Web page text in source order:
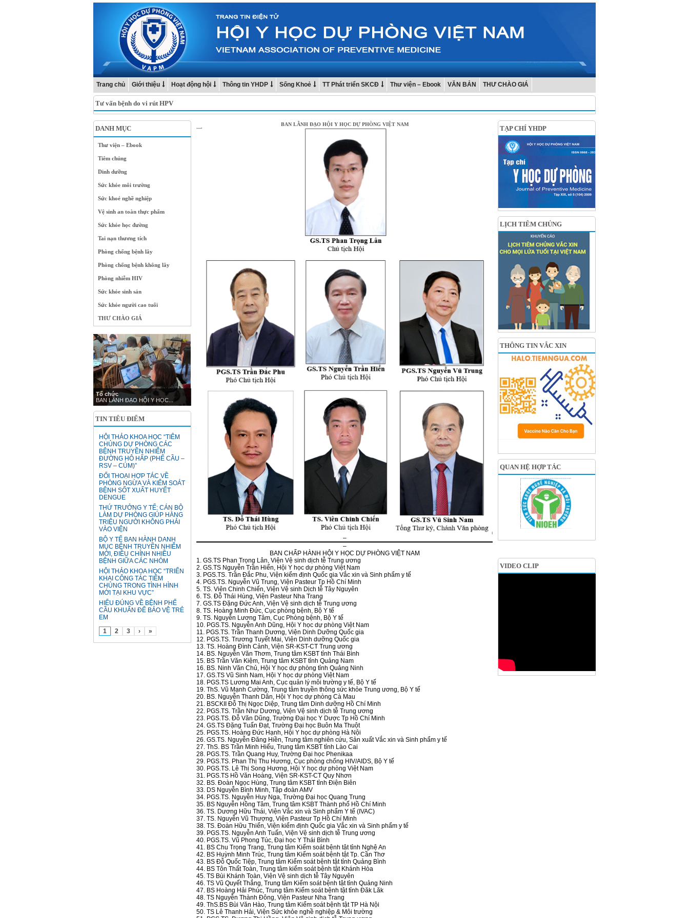
Trang chủ Giới thiệu Hoạt động hội Thông tin YHDP Sống Khoẻ TT Phát triển SKCĐ Thư viện – Ebook VĂN BẢN THƯ CHÀO GIÁ
Tư vấn bệnh do vi rút HPV
DANH MỤC
Thư viện – Ebook
Tiêm chủng
Dinh dưỡng
Sức khỏe môi trường
Sức khoẻ nghề nghiệp
Vệ sinh an toàn thực phẩm
Sức khỏe học đường
Tai nạn thương tích
Phòng chống bệnh lây
Phòng chống bệnh không lây
Phòng nhiễm HIV
Sức khỏe sinh sản
Sức khỏe người cao tuổi
THƯ CHÀO GIÁ
Tổ chức
BAN LÃNH ĐẠO HỘI Y HỌC...
TIN TIÊU ĐIỂM
HỘI THẢO KHOA HỌC “TIÊM
CHỦNG DỰ PHÒNG CÁC
BỆNH TRUYỀN NHIỄM
ĐƯỜNG HÔ HẤP (PHẾ CẦU –
RSV – CÚM)”
ĐỐI THOẠI HỢP TÁC VỀ
PHÒNG NGỪA VÀ KIỂM SOÁT
BỆNH SỐT XUẤT HUYẾT
DENGUE
THỨ TRƯỞNG Y TẾ: CÁN BỘ
LÀM DỰ PHÒNG GIÚP HÀNG
TRIỆU NGƯỜI KHÔNG PHẢI
VÀO VIỆN
BỘ Y TẾ BAN HÀNH DANH
MỤC BỆNH TRUYỀN NHIỄM
MỚI, ĐIỀU CHỈNH NHIỀU
BỆNH GIỮA CÁC NHÓM
HỘI THẢO KHOA HỌC “TRIỂN
KHAI CÔNG TÁC TIÊM
CHỦNG TRONG TÌNH HÌNH
MỚI TẠI KHU VỰC”
HIỂU ĐÚNG VỀ BỆNH PHẾ
CẦU KHUẨN ĐỂ BẢO VỆ TRẺ
EM
1
2 3 › »
BAN LÃNH ĐẠO HỘI Y HỌC DỰ PHÒNG VIỆT NAM
–
–
BAN CHẤP HÀNH HỘI Y HỌC DỰ PHÒNG VIỆT NAM
1. GS.TS Phan Trọng Lân, Viện Vệ sinh dịch tễ Trung ương
2. GS.TS Nguyễn Trần Hiển, Hội Y học dự phòng Việt Nam
3. PGS.TS. Trần Đắc Phu, Viện kiểm định Quốc gia Vắc xin và Sinh phẩm y tế
4. PGS.TS. Nguyễn Vũ Trung, Viện Pasteur Tp Hồ Chí Minh
5. TS. Viên Chinh Chiến, Viện Vệ sinh Dịch tễ Tây Nguyên
6. TS. Đỗ Thái Hùng, Viện Pasteur Nha Trang
7. GS.TS Đặng Đức Anh, Viện Vệ sinh dịch tễ Trung ương
8. TS. Hoàng Minh Đức, Cục phòng bệnh, Bộ Y tế
9. TS. Nguyễn Lương Tâm, Cục Phòng bệnh, Bộ Y tế
10. PGS.TS. Nguyễn Anh Dũng, Hội Y học dự phòng Việt Nam
11. PGS.TS. Trần Thanh Dương, Viện Dinh Dưỡng Quốc gia
12. PGS.TS. Trương Tuyết Mai, Viện Dinh dưỡng Quốc gia
13. TS. Hoàng Đình Cảnh, Viện SR-KST-CT Trung ương
14. BS. Nguyễn Văn Thơm, Trung tâm KSBT tỉnh Thái Bình
15. BS Trần Văn Kiệm, Trung tâm KSBT tỉnh Quảng Nam
16. BS. Ninh Văn Chủ, Hội Y học dự phòng tỉnh Quảng Ninh
17. GS.TS Vũ Sinh Nam, Hội Y học dự phòng Việt Nam
18. PGS.TS Lương Mai Anh, Cục quản lý môi trường y tế, Bộ Y tế
19. ThS. Vũ Mạnh Cường, Trung tâm truyền thông sức khỏe Trung ương, Bộ Y tế
20. BS. Nguyễn Thanh Dân, Hội Y học dự phòng Cà Mau
21. BSCKII Đỗ Thị Ngọc Diệp, Trung tâm Dinh dưỡng Hồ Chí Minh
22. PGS.TS. Trần Như Dương, Viện Vệ sinh dịch tễ Trung ương
23. PGS.TS. Đỗ Văn Dũng, Trường Đại học Y Dược Tp Hồ Chí Minh
24. GS.TS Đặng Tuấn Đạt, Trường Đại học Buôn Ma Thuột
25. PGS.TS. Hoàng Đức Hạnh, Hội Y học dự phòng Hà Nội
26. GS.TS. Nguyễn Đăng Hiền, Trung tâm nghiên cứu, Sản xuất Vắc xin và Sinh phẩm y tế
27. ThS. BS Trần Minh Hiếu, Trung tâm KSBT tỉnh Lào Cai
28. PGS.TS. Trần Quang Huy, Trường Đại học Phenikaa
29. PGS.TS. Phan Thị Thu Hương, Cục phòng chống HIV/AIDS, Bộ Y tế
30. PGS.TS. Lê Thị Song Hương, Hội Y học dự phòng Việt Nam
31. PGS.TS Hồ Văn Hoàng, Viện SR-KST-CT Quy Nhơn
32. BS. Đoàn Ngọc Hùng, Trung tâm KSBT tỉnh Điện Biên
33. DS Nguyễn Bình Minh, Tập đoàn AMV
34. PGS.TS. Nguyễn Huy Nga, Trường Đại học Quang Trung
35. BS Nguyễn Hồng Tâm, Trung tâm KSBT Thành phố Hồ Chí Minh
36. TS. Dương Hữu Thái, Viện Vắc xin và Sinh phẩm Y tế (IVAC)
37. TS. Nguyễn Vũ Thượng, Viện Pasteur Tp Hồ Chí Minh
38. TS. Đoàn Hữu Thiển, Viện kiểm định Quốc gia Vắc xin và Sinh phẩm y tế
39. PGS.TS. Nguyễn Anh Tuấn, Viện Vệ sinh dịch tễ Trung ương
40. PGS.TS. Vũ Phong Túc, Đại học Y Thái Bình
41. BS Chu Trọng Trang, Trung tâm Kiểm soát bệnh tật tỉnh Nghệ An
42. BS Huỳnh Minh Trúc, Trung tâm Kiểm soát bệnh tật Tp. Cần Thơ
43. BS Đỗ Quốc Tiệp, Trung tâm Kiểm soát bệnh tật tỉnh Quảng Bình
44. BS Tôn Thất Toàn, Trung tâm kiểm soát bệnh tật Khánh Hòa
45. TS Bùi Khánh Toàn, Viện Vệ sinh dịch tễ Tây Nguyên
46. TS Vũ Quyết Thắng, Trung tâm Kiểm soát bệnh tật tỉnh Quảng Ninh
47. BS Hoàng Hải Phúc, Trung tâm Kiểm soát bệnh tật tỉnh Đăk Lăk
48. TS Nguyễn Thành Đông, Viện Pasteur Nha Trang
49. ThS.BS Bùi Văn Hào, Trung tâm Kiểm soát bệnh tật TP Hà Nội
50. TS Lê Thanh Hải, Viện Sức khỏe nghề nghiệp & Môi trường
TẠP CHÍ YHDP
LỊCH TIÊM CHỦNG
THÔNG TIN VẮC XIN
QUAN HỆ HỢP TÁC
VIDEO CLIP